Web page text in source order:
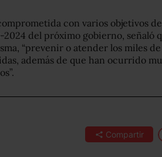
con varios objetivos
2024 del próximo gobierno, señaló
“prevenir o atender los miles de
además de que han ocurrido
Compartir